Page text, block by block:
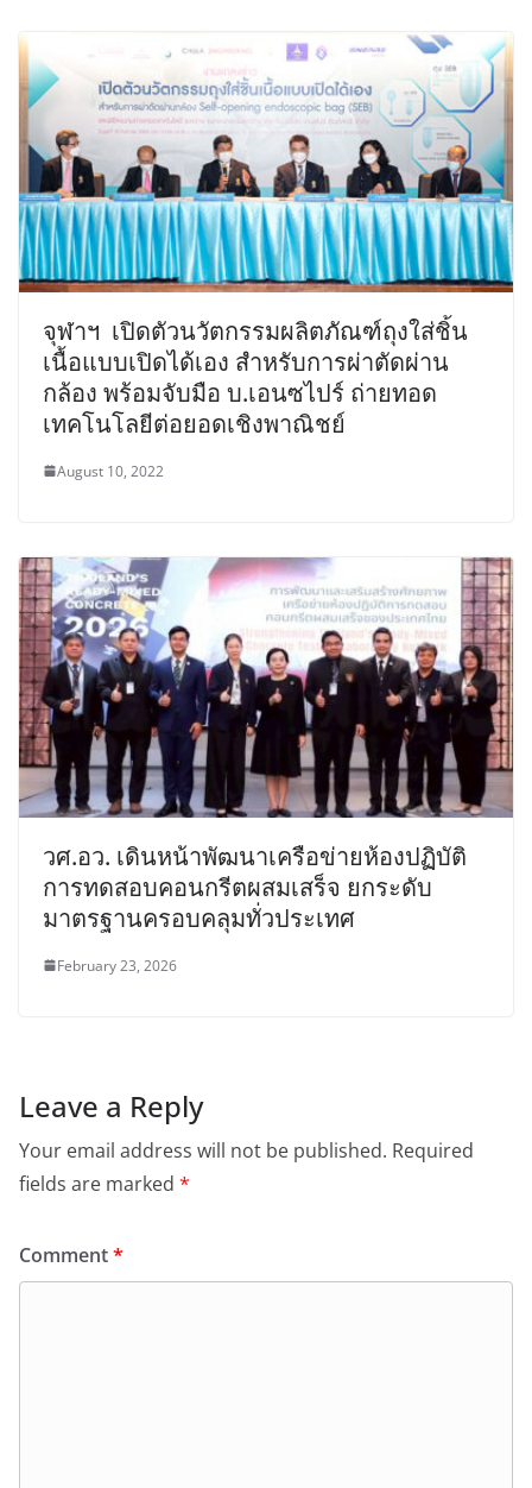
จุฬาฯ เปิดตัวนวัตกรรมผลิตภัณฑ์ถุงใส่ชิ้น
เนื้อแบบเปิดได้เอง สำหรับการผ่าตัดผ่าน
กล้อง พร้อมจับมือ บ.เอนซไปร์ ถ่ายทอด
เทคโนโลยีต่อยอดเชิงพาณิชย์
August 10, 2022
วศ.อว. เดินหน้าพัฒนาเครือข่ายห้องปฏิบัติ
การทดสอบคอนกรีตผสมเสร็จ ยกระดับ
มาตรฐานครอบคลุมทั่วประเทศ
February 23, 2026
Leave a Reply
Your email address will not be published. Required
fields are marked *
Comment*